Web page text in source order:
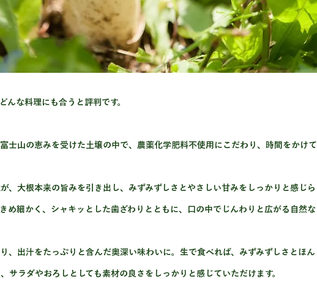
んな料理にも合うと評判です。
士山の恵みを受けた土壌の中で、農薬化学肥料不使用にこだわり、時間をかけて
、大根本来の旨みを引き出し、みずみずしさとやさしい甘みをしっかりと感じら
め細かく、シャキッとした歯ざわりとともに、口の中でじんわりと広がる自然な
、出汁をたっぷりと含んだ奥深い味わいに。生で食べれば、みずみずしさとほん
サラダやおろしとしても素材の良さをしっかりと感じていただけます。